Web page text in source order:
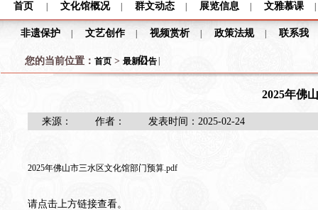
首页 文化馆概况 群文动态 展览信息 文雅慕课
非遗保护 文艺创作 视频赏析 政策法规 联系我
们
您的当前位置： 首页 > 最新公告
2025年佛
来源： 作者： 发表时间： 2025-02-24
2025年佛山市三水区文化馆部门预算.pdf
请点击上方链接查看。